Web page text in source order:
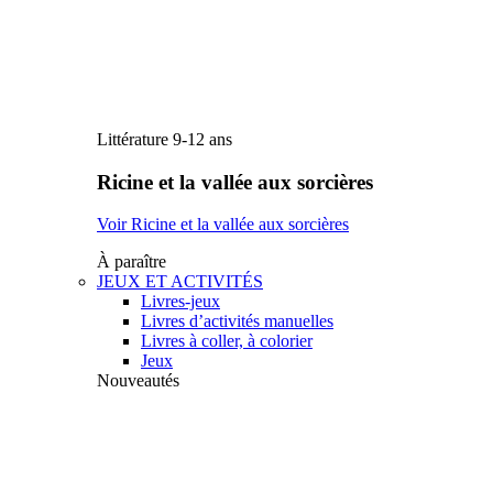
Littérature 9-12 ans
Ricine et la vallée aux sorcières
Voir Ricine et la vallée aux sorcières
À paraître
JEUX ET ACTIVITÉS
Livres-jeux
Livres d’activités manuelles
Livres à coller, à colorier
Jeux
Nouveautés